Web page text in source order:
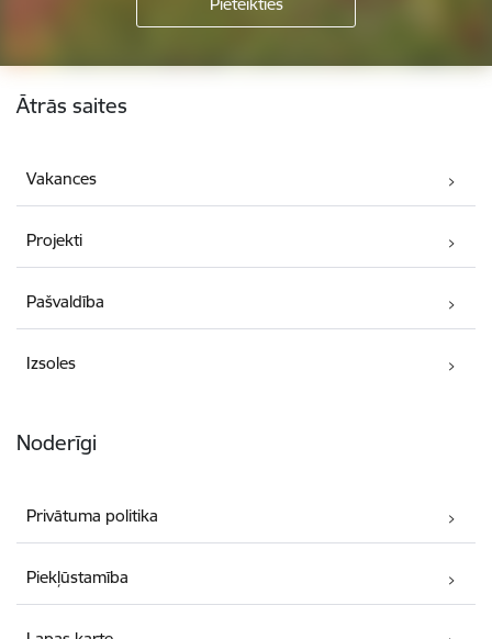
Kājene
Ātrās saites
Vakances
Projekti
Pašvaldība
Izsoles
Noderīgi
Privātuma politika
Piekļūstamība